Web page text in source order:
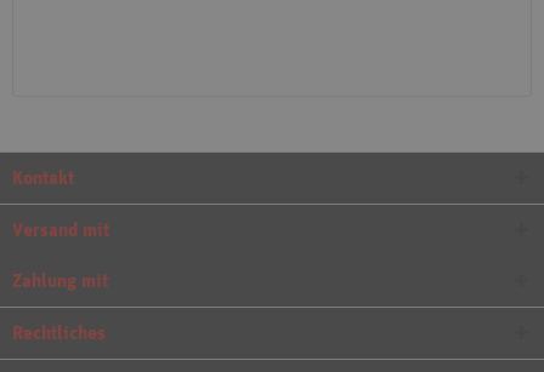
Kontakt
Versand mit
Zahlung mit
Rechtliches